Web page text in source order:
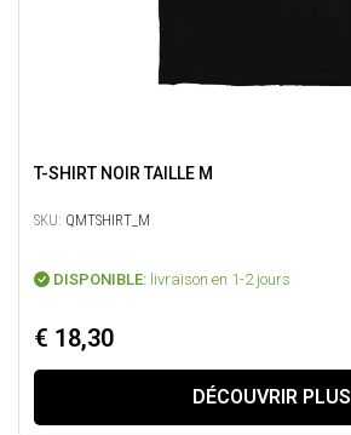
T-SHIRT NOIR TAILLE M
SKU: QMTSHIRT_M
DISPONIBLE: livraison en 1-2 jours
€ 18,30
DÉCOUVRIR PLUS